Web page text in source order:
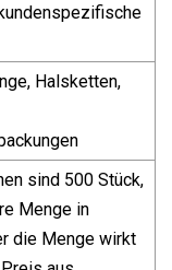
Halsketten,
sind 500 Stück,
Menge in
die Menge wirkt